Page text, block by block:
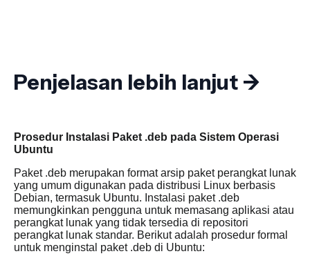
Penjelasan lebih lanjut ->
Prosedur Instalasi Paket .deb pada Sistem Operasi
Ubuntu
Paket .deb merupakan format arsip paket perangkat lunak
yang umum digunakan pada distribusi Linux berbasis
Debian, termasuk Ubuntu. Instalasi paket .deb
memungkinkan pengguna untuk memasang aplikasi atau
perangkat lunak yang tidak tersedia di repositori
perangkat lunak standar. Berikut adalah prosedur formal
untuk menginstal paket .deb di Ubuntu: